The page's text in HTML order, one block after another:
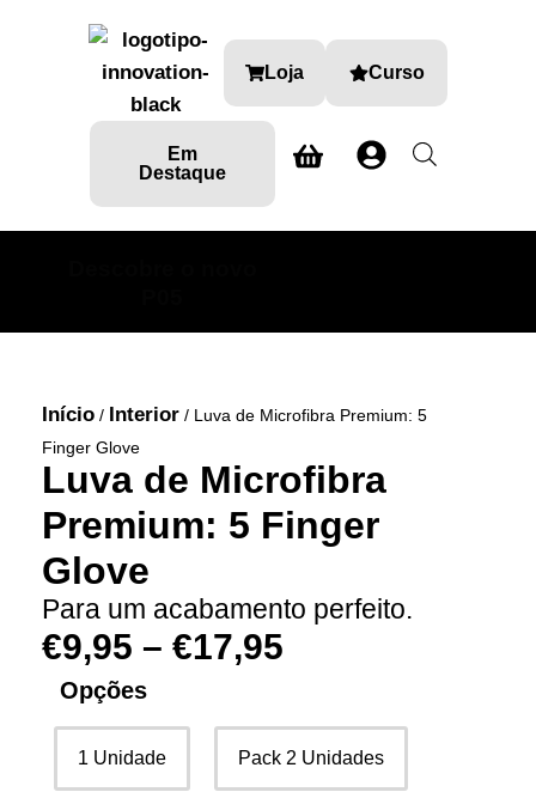
Loja Curso
Em
Destaque
Início / Interior / Luva de Microfibra Premium: 5
Finger Glove
Luva de Microfibra
Premium: 5 Finger
Glove
Para um acabamento perfeito.
€9,95 – €17,95
Opções
1 Unidade Pack 2 Unidades